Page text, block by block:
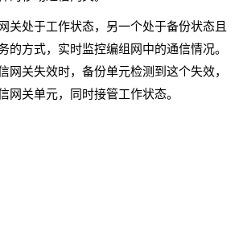
关处于工作状态，另一个处于备份状态且
的方式，实时监控编组网中的通信情况。
网关失效时，备份单元检测到这个失效，
网关单元，同时接管工作状态。